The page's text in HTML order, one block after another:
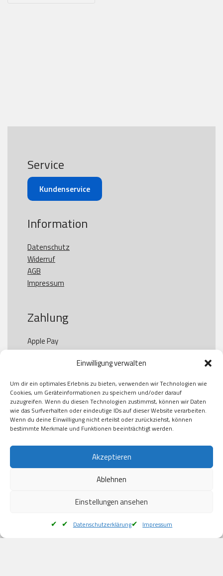
Einwilligung verwalten
Um dir ein optimales Erlebnis zu bieten, verwenden wir Technologien wie
Cookies, um Geräteinformationen zu speichern und/oder darauf
zuzugreifen. Wenn du diesen Technologien zustimmst, können wir Daten
wie das Surfverhalten oder eindeutige IDs auf dieser Website verarbeiten.
Wenn du deine Einwilligung nicht erteilst oder zurückziehst, können
bestimmte Merkmale und Funktionen beeinträchtigt werden.
Akzeptieren
Ablehnen
Einstellungen ansehen
Datenschutzerklärung Impressum
Service
Kundenservice
Information
Datenschutz
Widerruf
AGB
Impressum
Zahlung
Apple Pay
Paypal
Kauf auf Rechung
Klarna
American Express